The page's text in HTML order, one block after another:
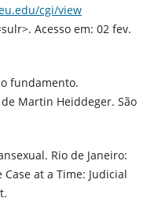
cgi/view
Acesso em: 02 fev.
fundamento.
Martin Heiddeger. São
Rio de Janeiro:
Case at a Time: Judicial